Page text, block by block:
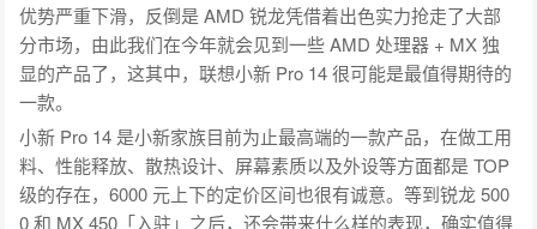
优势严重下滑，反倒是 AMD 锐龙凭借着出色实力抢走了大部
分市场，由此我们在今年就会见到一些 AMD 处理器 + MX 独
显的产品了，这其中，联想小新 Pro 14 很可能是最值得期待的
一款。
小新 Pro 14 是小新家族目前为止最高端的一款产品，在做工用
料、性能释放、散热设计、屏幕素质以及外设等方面都是 TOP
级的存在，6000 元上下的定价区间也很有诚意。等到锐龙 500
0 和 MX 450「入驻」之后，还会带来什么样的表现，确实值得